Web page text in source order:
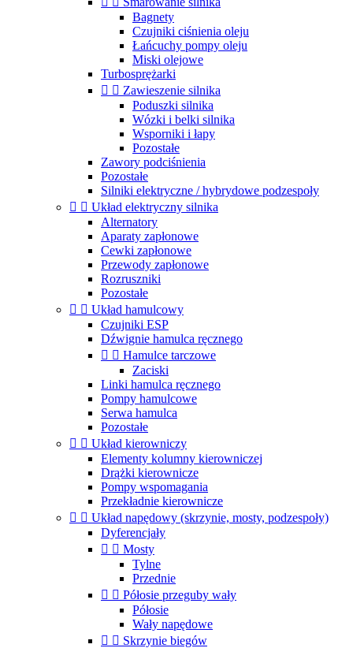
Bagnety
Czujniki ciśnienia oleju
Łańcuchy pompy oleju
Miski olejowe
Turbosprężarki
  Zawieszenie silnika
Poduszki silnika
Wózki i belki silnika
Wsporniki i łapy
Pozostałe
Zawory podciśnienia
Pozostałe
Silniki elektryczne / hybrydowe podzespoły
  Układ elektryczny silnika
Alternatory
Aparaty zapłonowe
Cewki zapłonowe
Przewody zapłonowe
Rozruszniki
Pozostałe
  Układ hamulcowy
Czujniki ESP
Dźwignie hamulca ręcznego
  Hamulce tarczowe
Zaciski
Linki hamulca ręcznego
Pompy hamulcowe
Serwa hamulca
Pozostałe
  Układ kierowniczy
Elementy kolumny kierowniczej
Drążki kierownicze
Pompy wspomagania
Przekładnie kierownicze
  Układ napędowy (skrzynie, mosty, podzespoły)
Dyferencjały
  Mosty
Tylne
Przednie
  Półosie przeguby wały
Półosie
Wały napędowe
  Skrzynie biegów